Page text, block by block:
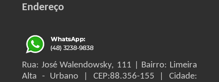
Endereço
Rua: José Walendowsky, 111 | Bairro: Limeira
Alta - Urbano | CEP:88.356-155 | Cidade: